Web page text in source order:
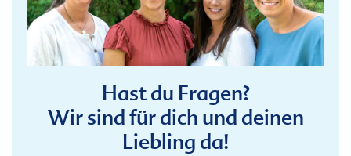
Hast du Fragen?
Wir sind für dich und deinen
Liebling da!